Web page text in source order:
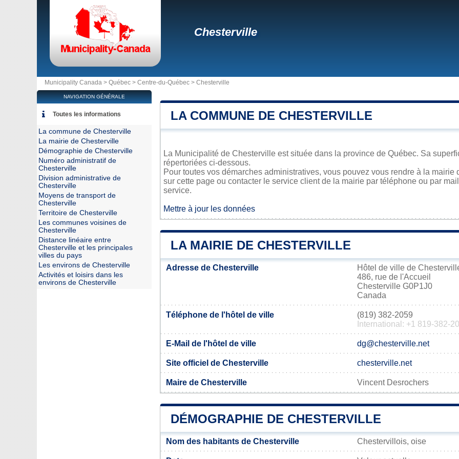
Chesterville
Municipality Canada > Québec > Centre-du-Québec > Chesterville
LA COMMUNE DE CHESTERVILLE
La Municipalité de Chesterville est située dans la province de Québec. Sa
répertoriées ci-dessous.
Pour toutes vos démarches administratives, vous pouvez vous rendre à la
sur cette page ou contacter le service client de la mairie par téléphone ou par
service.
Mettre à jour les données
LA MAIRIE DE CHESTERVILLE
Adresse de Chesterville
Hôtel de ville de
486, rue de l'Accueil
Chesterville G0P1J0
Canada
Téléphone de l'hôtel de ville
(819) 382-2059
International: +1 819-382-
E-Mail de l'hôtel de ville dg@chesterville.net
Site officiel de Chesterville chesterville.net
Maire de Chesterville Vincent Desrochers
DÉMOGRAPHIE DE CHESTERVILLE
Nom des habitants de Chesterville Chestervillois, oise
NAVIGATION GÉNÉRALE
Toutes les informations
La commune de Chesterville
La mairie de Chesterville
Démographie de Chesterville
Numéro administratif de
Chesterville
Division administrative de
Chesterville
Moyens de transport de
Chesterville
Territoire de Chesterville
Les communes voisines de
Chesterville
Distance linéaire entre
Chesterville et les principales
villes du pays
Les environs de Chesterville
Activités et loisirs dans les
environs de Chesterville